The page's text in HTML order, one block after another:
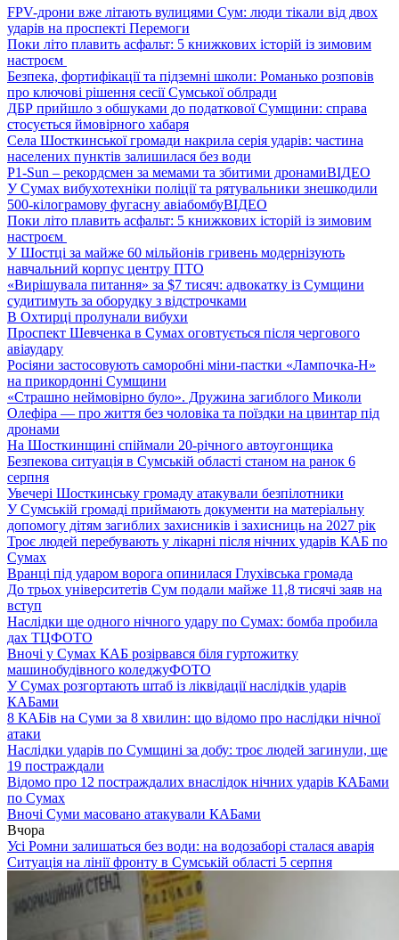
FPV-дрони вже літають вулицями Сум: люди тікали від двох
ударів на проспекті Перемоги
Поки літо плавить асфальт: 5 книжкових історій із зимовим
настроєм
Безпека, фортифікації та підземні школи: Романько розповів
про ключові рішення сесії Сумської облради
ДБР прийшло з обшуками до податкової Сумщини: справа
стосується ймовірного хабаря
Села Шосткинської громади накрила серія ударів: частина
населених пунктів залишилася без води
P1-Sun – рекордсмен за мемами та збитими дронамиВІДЕО
У Сумах вибухотехніки поліції та рятувальники знешкодили
500-кілограмову фугасну авіабомбуВІДЕО
Поки літо плавить асфальт: 5 книжкових історій із зимовим
настроєм
У Шостці за майже 60 мільйонів гривень модернізують
навчальний корпус центру ПТО
«Вирішувала питання» за $7 тисяч: адвокатку із Сумщини
судитимуть за оборудку з відстрочками
В Охтирці пролунали вибухи
Проспект Шевченка в Сумах оговтується після чергового
авіаудару
Росіяни застосовують саморобні міни-пастки «Лампочка-Н»
на прикордонні Сумщини
«Страшно неймовірно було». Дружина загиблого Миколи
Олефіра — про життя без чоловіка та поїздки на цвинтар під
дронами
На Шосткинщині спіймали 20-річного автоугонщика
Безпекова ситуація в Сумській області станом на ранок 6
серпня
Увечері Шосткинську громаду атакували безпілотники
У Сумській громаді приймають документи на матеріальну
допомогу дітям загиблих захисників і захисниць на 2027 рік
Троє людей перебувають у лікарні після нічних ударів КАБ по
Сумах
Вранці під ударом ворога опинилася Глухівська громада
До трьох університетів Сум подали майже 11,8 тисячі заяв на
вступ
Наслідки ще одного нічного удару по Сумах: бомба пробила
дах ТЦФОТО
Вночі у Сумах КАБ розірвався біля гуртожитку
машинобудівного коледжуФОТО
У Сумах розгортають штаб із ліквідації наслідків ударів
КАБами
8 КАБів на Суми за 8 хвилин: що відомо про наслідки нічної
атаки
Наслідки ударів по Сумщині за добу: троє людей загинули, ще
19 постраждали
Відомо про 12 постраждалих внаслідок нічних ударів КАБами
по Сумах
Вночі Суми масовано атакували КАБами
Вчора
Усі Ромни залишаться без води: на водозаборі сталася аварія
Ситуація на лінії фронту в Сумській області 5 серпня